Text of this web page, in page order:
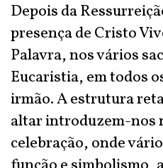
Depois da
presença de Cristo
Palavra, nos vários
Eucaristia, em todos
irmão. A estrutura
altar introduzem-nos
celebração, onde